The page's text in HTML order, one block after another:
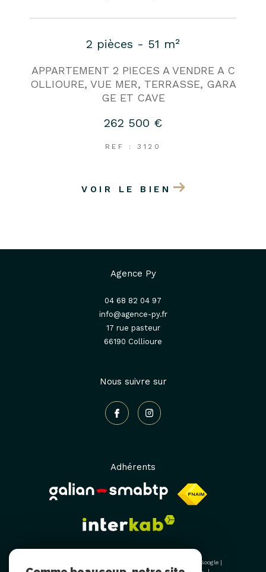
2 pièces - 51 m²
APPARTEMENT 2 PIECES A VENDRE A C
OLLIOURE, VUE MER, TERRASSE, GARA
GE ET CAVE
262 500 €
REF : 3120
VOIR LE BIEN
Agence Py
04 68 82 04 97
info@agence-py.fr
17 rue pasteur
66190
collioure
Nous suivre sur
Adhérents
© 2026 | Tous droits réservés | Traduction powered by Google |